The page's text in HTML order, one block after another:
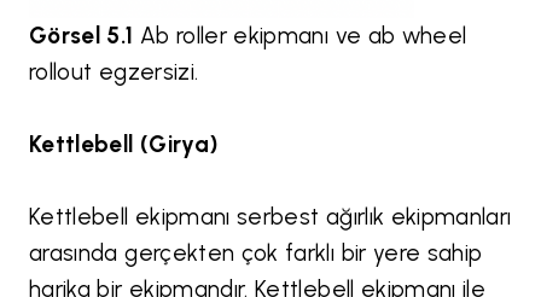
Görsel 5.1 Ab roller ekipmanı ve ab wheel
rollout egzersizi.
Kettlebell (Girya)
Kettlebell ekipmanı serbest ağırlık ekipmanları
arasında gerçekten çok farklı bir yere sahip
harika bir ekipmandır. Kettlebell ekipmanı ile